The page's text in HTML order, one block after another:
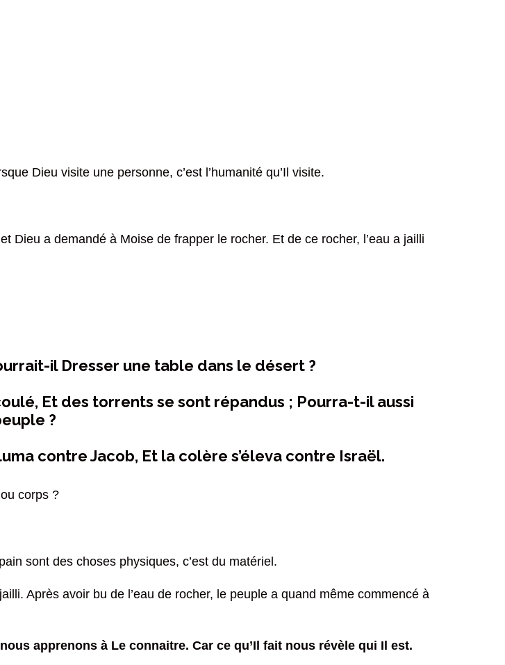
Dieu visite une personne, c’est l’humanité qu’Il visite.
Dieu a demandé à Moise de frapper le rocher. Et de ce rocher, l’eau a jailli
il Dresser une table dans le désert ?
Et des torrents se sont répandus ; Pourra-t-il aussi
?
contre Jacob, Et la colère s’éleva contre Israël.
corps ?
sont des choses physiques, c’est du matériel.
Après avoir bu de l’eau de rocher, le peuple a quand même commencé à
apprenons à Le connaitre. Car ce qu’Il fait nous révèle qui Il est.